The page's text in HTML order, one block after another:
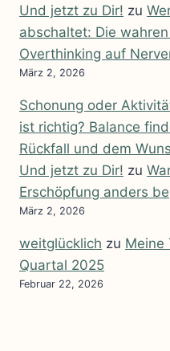
Und jetzt zu Dir! zu
abschaltet: Die
Overthinking auf
März 2, 2026
Schonung oder
ist richtig? Balance
Rückfall und dem
Und jetzt zu Dir! zu
Erschöpfung anders
März 2, 2026
weitglücklich zu Meine
Quartal 2025
Februar 22, 2026